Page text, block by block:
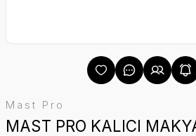
Mast Pro
MAST PRO KALICI